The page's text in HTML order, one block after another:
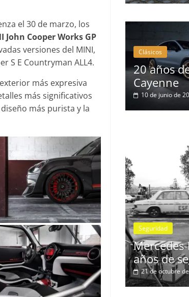
el 30 de marzo, los
John Cooper Works GP
versiones del MINI,
S E Countryman ALL4.
más expresiva
más significativos
más purista y la
0
Clásicos
20 años del Porsche
Cayenne
10 de junio de 2022
logra la
Seguridad
Mercedes-Benz ESF 05: 50
años de seguridad